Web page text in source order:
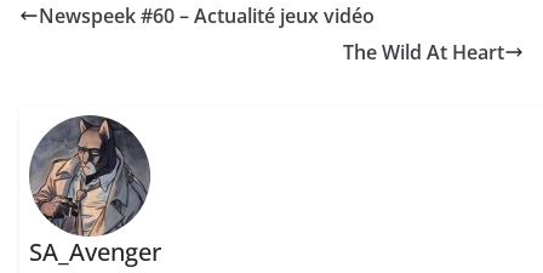
Newspeek #60 – Actualité jeux vidéo
The Wild At Heart
SA_Avenger